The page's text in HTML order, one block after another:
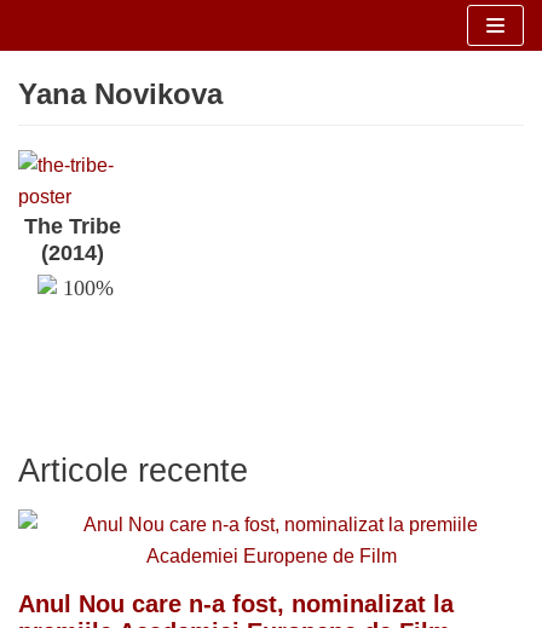
la
Yana Novikova
The Tribe
(2014)
100%
Articole recente
Anul Nou care n-a fost, nominalizat la